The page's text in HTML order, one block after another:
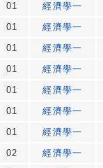
01
經濟學一
01
經濟學一
01
經濟學一
01
經濟學一
01
經濟學一
01
經濟學一
01
經濟學一
02
經濟學一